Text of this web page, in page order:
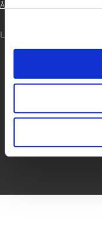
Årsrapport 2024
LOG IND